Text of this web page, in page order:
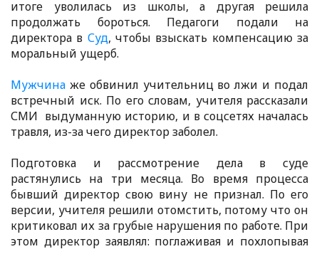
итоге уволилась из школы, а другая решила
продолжать бороться. Педагоги подали на
директора в Суд, чтобы взыскать компенсацию за
моральный ущерб.
Мужчина же обвинил учительниц во лжи и подал
встречный иск. По его словам, учителя рассказали
СМИ выдуманную историю, и в соцсетях началась
травля, из-за чего директор заболел.
Подготовка и рассмотрение дела в суде
растянулись на три месяца. Во время процесса
бывший директор свою вину не признал. По его
версии, учителя решили отомстить, потому что он
критиковал их за грубые нарушения по работе. При
этом директор заявлял: поглаживая и похлопывая